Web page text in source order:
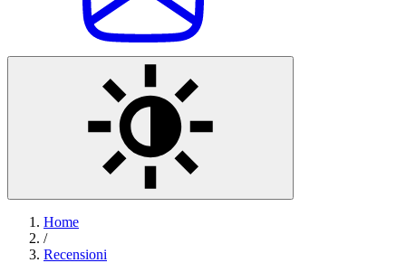
Home
/
Recensioni